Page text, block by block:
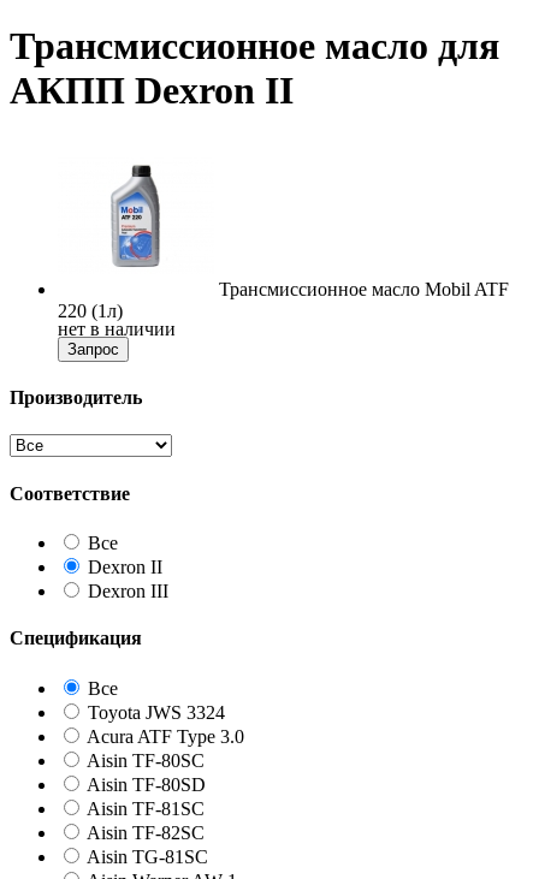
Трансмиссионное масло для
АКПП Dexron II
Трансмиссионное масло Mobil ATF
220 (1л)
нет в наличии
Запрос
Производитель
Соответствие
Все
Dexron II
Dexron III
Спецификация
Все
Toyota JWS 3324
Acura ATF Type 3.0
Aisin TF-80SC
Aisin TF-80SD
Aisin TF-81SC
Aisin TF-82SC
Aisin TG-81SC